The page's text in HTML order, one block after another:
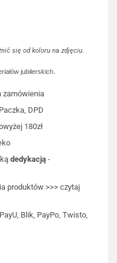
się od koloru na zdjęciu.
jubilerskich.
zamówienia
DPD
180zł
dedykacją -
produktów >>> czytaj
Blik, PayPo, Twisto,